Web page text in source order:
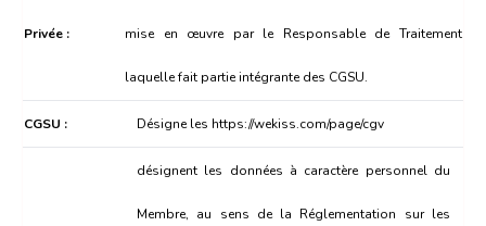
Privée : mise en œuvre par le Responsable de Traitement
laquelle fait partie intégrante des CGSU.
CGSU : Désigne les https://wekiss.com/page/cgv
désignent les données à caractère personnel du
Membre, au sens de la Réglementation sur les